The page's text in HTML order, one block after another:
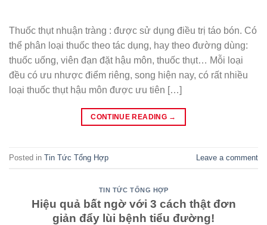
Thuốc thụt nhuận tràng : được sử dụng điều trị táo bón. Có
thể phân loại thuốc theo tác dụng, hay theo đường dùng:
thuốc uống, viên đạn đặt hậu môn, thuốc thụt… Mỗi loại
đều có ưu nhược điểm riêng, song hiện nay, có rất nhiều
loại thuốc thụt hậu môn được ưu tiên […]
CONTINUE READING →
Posted in Tin Tức Tổng Hợp Leave a comment
TIN TỨC TỔNG HỢP
Hiệu quả bất ngờ với 3 cách thật đơn
giản đẩy lùi bệnh tiểu đường!